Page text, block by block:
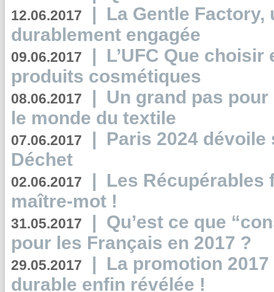
12.06.2017 | La Gentle
durablement engagée
09.06.2017 | L’UFC Que
produits cosmétiques
08.06.2017 | Un grand pas
le monde du textile
07.06.2017 | Paris 2024
Déchet
02.06.2017 | Les Récupérables
maître-mot !
31.05.2017 | Qu’est ce que
pour les Français en 2017 ?
29.05.2017 | La promotion
durable enfin révélée !